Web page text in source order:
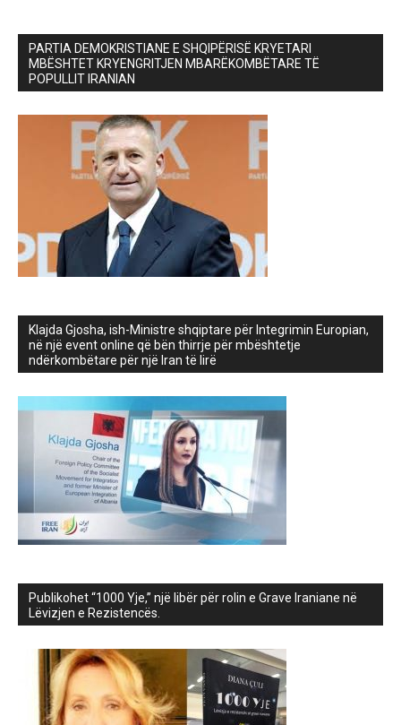
PARTIA DEMOKRISTIANE E SHQIPËRISË KRYETARI
MBËSHTET KRYENGRITJEN MBARËKOMBËTARE TË
POPULLIT IRANIAN
Klajda Gjosha, ish-Ministre shqiptare për Integrimin Europian,
në një event online që bën thirrje për mbështetje
ndërkombëtare për një Iran të lirë
Publikohet “1000 Yje,” një libër për rolin e Grave Iraniane në
Lëvizjen e Rezistencës.